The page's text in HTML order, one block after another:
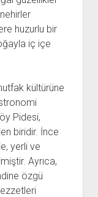
huzurlu bir
iç içe
kültürüne
Pidesi,
biridir. İnce
yerli ve
Ayrıca,
özgü